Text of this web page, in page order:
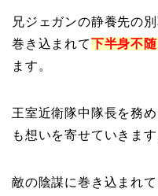
兄ジェガンの静養先の
巻き込まれて下半身不随
ます。
王室近衛隊中隊長を務
も想いを寄せていきます
敵の陰謀に巻き込まれ